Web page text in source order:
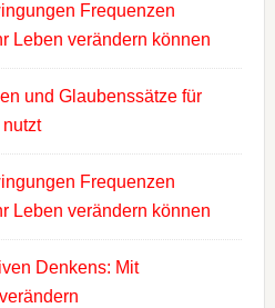
Frequenzen
Leben verändern können
und Glaubenssätze für
Frequenzen
Leben verändern können
Denkens: Mit